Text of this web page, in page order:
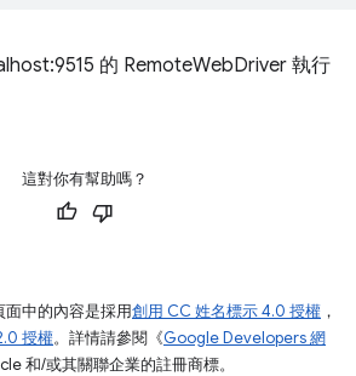
的 RemoteWebDriver 執行
這對你有幫助嗎？
中的內容是採用創用 CC 姓名標示 4.0 授權 ，
授權。詳情請參閱《Google Developers 網
和/或其關聯企業的註冊商標。